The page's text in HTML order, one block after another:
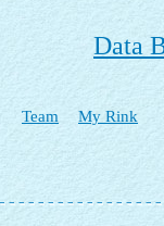
Data
Team My Rink